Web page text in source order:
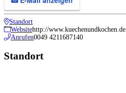
Standort
Websitehttp://www.kuechenundkochen.de
Anrufen0049 4211687140
Standort